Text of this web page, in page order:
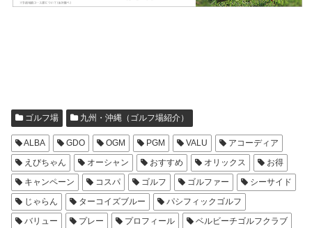
ゴルフ場 九州・沖縄（ゴルフ場紹介）
ALBA GDO OGM PGM VALU
アコーディア
えびちゃん
オーシャン おすすめ オリックス
お得
キャンペーン
コスパ ゴルフ ゴルファー
シーサイド
じゃらん
ターコイズブルー
パシフィックゴルフ
バリュー
プレー プロフィール
ベルビーチゴルフクラブ